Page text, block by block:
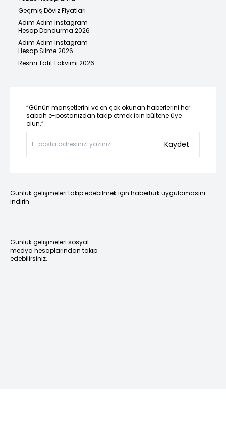
Geçmiş Döviz Fiyatları
Adım Adım Instagram
Hesap Dondurma 2026
Adım Adım Instagram
Hesap Silme 2026
Resmi Tatil Takvimi 2026
“Günün manşetlerini ve en çok okunan haberlerini her
sabah e-postanızdan takip etmek için bültene üye
olun.”
Kaydet
Günlük gelişmeleri takip edebilmek için habertürk uygulamasını
indirin
Günlük gelişmeleri sosyal
medya hesaplarından takip
edebilirsiniz.